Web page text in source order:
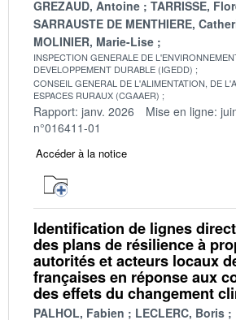
GREZAUD, Antoine
TARRISSE,
SARRAUSTE DE MENTHIERE,
MOLINIER, Marie-Lise
INSPECTION GENERALE DE
DEVELOPPEMENT DURABLE (IGEDD)
CONSEIL GENERAL DE L'ALIMENTATION, DE
ESPACES RURAUX (CGAAER)
Rapport: janv. 2026 Mise en ligne:
n°016411-01
Accéder à la notice
Identification de lignes
des plans de résilience à
autorités et acteurs locaux
françaises en réponse aux
des effets du changement
PALHOL, Fabien
LECLERC, Boris